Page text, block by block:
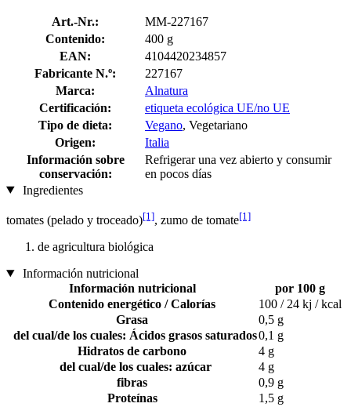
Art.-Nr.:
MM-227167
Contenido:
400 g
EAN:
4104420234857
Fabricante N.º:
227167
Marca:
Alnatura
Certificación:
etiqueta ecológica UE/no UE
Tipo de dieta:
Vegano, Vegetariano
Origen:
Italia
Información sobre
conservación:
Refrigerar una vez abierto y consumir
en pocos días
Ingredientes
tomates (pelado y troceado)[1], zumo de tomate[1]
de agricultura biológica
Información nutricional
Información nutricional
por 100 g
Contenido energético / Calorías
100 / 24 kj / kcal
Grasa
0,5 g
del cual/de los cuales: Ácidos grasos saturados0,1 g
Hidratos de carbono
4 g
del cual/de los cuales: azúcar
4 g
fibras
0,9 g
Proteínas
1,5 g